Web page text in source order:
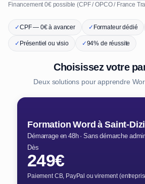
Financement 0€ possible (CPF / OPCO / France
✓CPF — 0€ à avancer ✓Formateur dédié
✓Présentiel ou visio ✓94% de réussite
Choisissez votre
Deux solutions pour apprendre
Formation Word à Saint-
Démarrage en 48h · Sans démarche
Dès
249€
Paiement CB, PayPal ou virement